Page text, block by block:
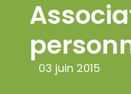
03 juin 2015